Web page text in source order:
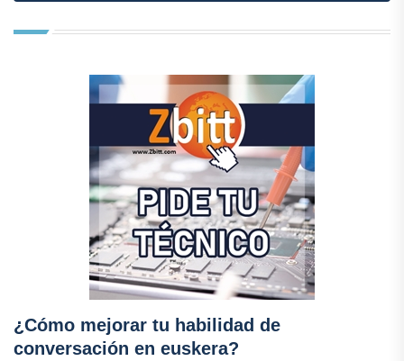
¿Cómo mejorar tu habilidad de
conversación en euskera?